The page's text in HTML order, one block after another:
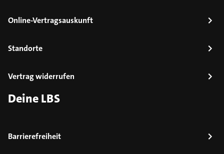
Online-Vertragsauskunft
Standorte
Vertrag widerrufen
Deine LBS
Barrierefreiheit